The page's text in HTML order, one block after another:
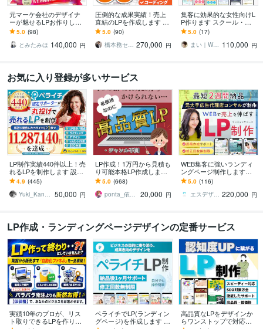
元マーケ会社のデザイナ
ーが魅せるLPお作りしま
す マーケティング視点で
反応を高めるLPを設計！
5.0 (98)
とみたみほ 140,000 円
圧倒的な成果実績！売上
直結のLPを作成します Go
ogle・Meta広告で成果！
原稿ゼロから丸投げOK
5.0 (90)
橋本務セールスデザインオフィス合同会社 270,000 円
集客に効果的な女性向けL
P作ります スクール・養
成講座系などのLPデザイ
ン実績多数！
5.0 (17)
まい｜WEBデザイナー・イラストレーター 110,000 円
お気に入り登録が多いサービス
LP制作実績440件以上！売
れるLPを制作します 設
計、構成からライティン
グ、デザインまで全て丸
投げ対応可能！
4.9 (445)
Yuki_Kanamaru 50,000 円
LP作成！1万円から見積も
り可能本格LP作成します
元広告代理店勤務、現ア
フィリエイターがLP作成
★サンプルあり
5.0 (668)
ponta_依頼多数のため返信遅れます
20,000 円
WEB集客に強いランディ
ングページ制作します
【公式PRO認定済】広告
成果を最大化するLPを制
作します
5.0 (116)
エスデザインマーケティング 220,000 円
LP作成・ランディングページデザインの定番サービス
実績10年のプロが、リス
ト取りできるLPを作りま
ペライチでLP(ランディン
グページ)を作成します 認
高品質なLPをデザインか
らワンストップで対応し